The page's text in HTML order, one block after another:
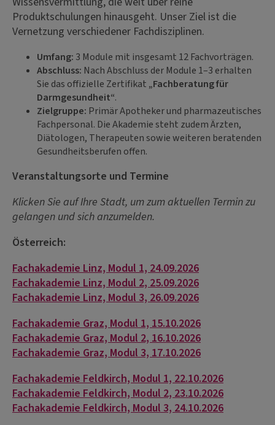
Produktschulungen hinausgeht. Unser Ziel ist die
Vernetzung verschiedener Fachdisziplinen.
Umfang: 3 Module mit insgesamt 12 Fachvorträgen.
Abschluss: Nach Abschluss der Module 1–3 erhalten
Sie das offizielle Zertifikat „Fachberatung für
Darmgesundheit“.
Zielgruppe: Primär Apotheker und pharmazeutisches
Fachpersonal. Die Akademie steht zudem Ärzten,
Diätologen, Therapeuten sowie weiteren beratenden
Gesundheitsberufen offen.
Veranstaltungsorte und Termine
Klicken Sie auf Ihre Stadt, um zum aktuellen Termin zu
gelangen und sich anzumelden.
Österreich:
Fachakademie Linz, Modul 1, 24.09.2026
Fachakademie Linz, Modul 2, 25.09.2026
Fachakademie Linz, Modul 3, 26.09.2026
Fachakademie Graz, Modul 1, 15.10.2026
Fachakademie Graz, Modul 2, 16.10.2026
Fachakademie Graz, Modul 3, 17.10.2026
Fachakademie Feldkirch, Modul 1, 22.10.2026
Fachakademie Feldkirch, Modul 2, 23.10.2026
Fachakademie Feldkirch, Modul 3, 24.10.2026